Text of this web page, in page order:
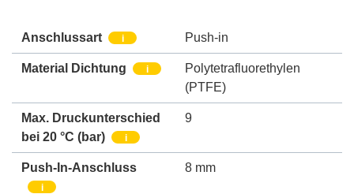
Anschlussart i Push-in
Material Dichtung i
Polytetrafluorethylen
(PTFE)
Max. Druckunterschied
bei 20 °C (bar)
i
9
Push-In-Anschluss
i
8 mm